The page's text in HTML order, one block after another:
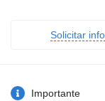
Solicitar
Importante